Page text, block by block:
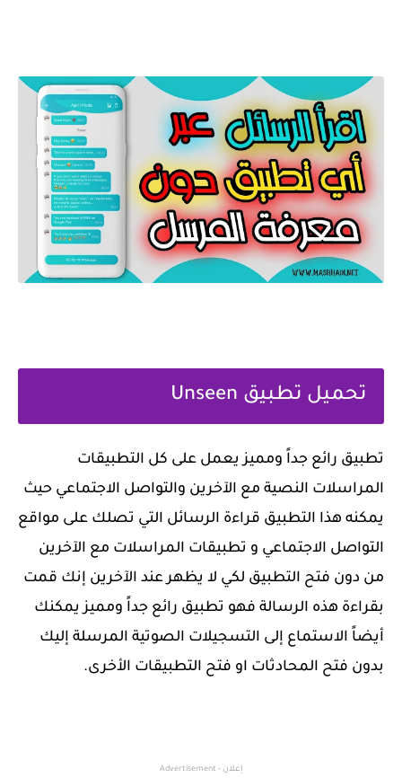
تحميل تطبيق Unseen
‏تطبيق رائع جداً ومميز يعمل على كل التطبيقات
المراسلات النصية مع الآخرين والتواصل الاجتماعي حيث
يمكنه هذا التطبيق قراءة الرسائل التي تصلك على مواقع
التواصل الاجتماعي و تطبيقات المراسلات مع الآخرين
من دون فتح التطبيق لكي لا يظهر عند الآخرين إنك قمت
بقراءة هذه الرسالة فهو تطبيق رائع جداً ومميز يمكنك
أيضاً الاستماع إلى التسجيلات الصوتية المرسلة إليك
بدون فتح المحادثات او فتح التطبيقات الأخرى.
إعلان - Advertisement